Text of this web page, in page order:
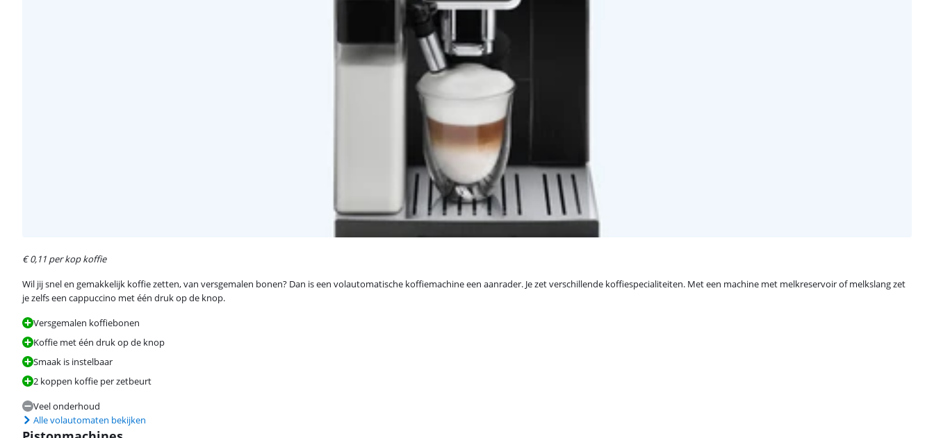
€ 0,11 per kop koffie
Wil jij snel en gemakkelijk koffie zetten, van versgemalen bonen? Dan is een volautomatische koffiemachine een aanrader. Je zet verschillende koffiespecialiteiten. Met een machine met melkreservoir of melkslang zet
je zelfs een cappuccino met één druk op de knop.
Versgemalen koffiebonen
Koffie met één druk op de knop
Smaak is instelbaar
2 koppen koffie per zetbeurt
Veel onderhoud
Alle volautomaten bekijken